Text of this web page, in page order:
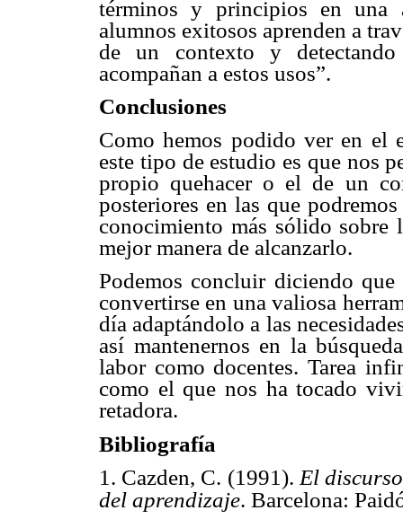
términos y principios en una
alumnos exitosos aprenden a
de un contexto y
acompañan a estos usos”.
Conclusiones
Como hemos podido ver en el
este tipo de estudio es que nos
propio quehacer o el de un
posteriores en las que
conocimiento más sólido
mejor manera de alcanzarlo.
Podemos concluir diciendo
convertirse en una valiosa
día adaptándolo a las
así mantenernos en la
labor como docentes. Tarea
como el que nos ha tocado
retadora.
Bibliografía
1. Cazden, C. (1991). El
del aprendizaje. Barcelona: